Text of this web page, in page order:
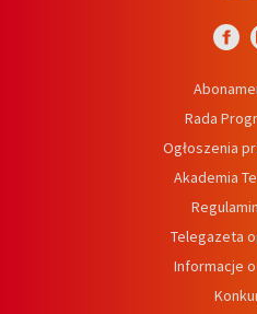
Rada
Ogłoszenia
Akademia
Telegazeta
Informacje